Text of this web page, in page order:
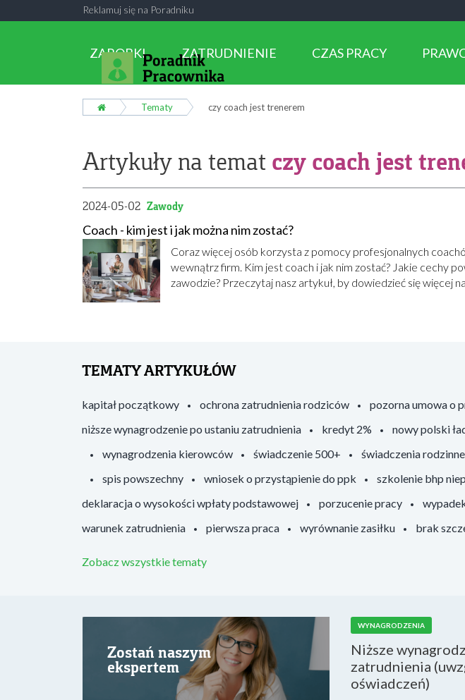
Reklamuj się na Poradniku
ZAROBKI ZATRUDNIENIE CZAS PRACY
Tematy czy coach jest trenerem
Artykuły na temat czy coach jest
2024-05-02 Zawody
Coach - kim jest i jak można nim zostać?
Coraz więcej osób korzysta z pomocy profesjonalnych
wewnątrz firm. Kim jest coach i jak nim zostać? Jakie cechy
zawodzie? Przeczytaj nasz artykuł, by dowiedzieć się więcej
TEMATY ARTYKUŁÓW
kapitał początkowy ochrona zatrudnienia rodziców pozorna umowa o
niższe wynagrodzenie po ustaniu zatrudnienia
kredyt 2% nowy polski
wynagrodzenia kierowców
świadczenie 500+ świadczenia rodzinne
spis powszechny
wniosek o przystąpienie do ppk szkolenie bhp
deklaracja o wysokości wpłaty podstawowej
porzucenie pracy
warunek zatrudnienia
pierwsza praca wyrównanie zasiłku brak
Zobacz wszystkie tematy
Zostań naszym
ekspertem
WYNAGRODZENIA
Niższe
zatrudnienia
oświadczeń)